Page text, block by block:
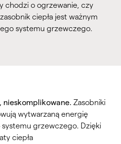
chodzi o ogrzewanie, czy
ciepła jest ważnym
systemu grzewczego.
nieskomplikowane. Zasobniki
wytwarzaną energię
grzewczego. Dzięki
ciepła